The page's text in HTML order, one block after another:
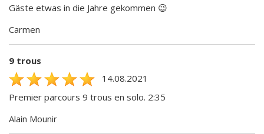
Gäste etwas in die Jahre gekommen 😉
Carmen
9 trous
14.08.2021
Premier parcours 9 trous en solo. 2:35
Alain Mounir